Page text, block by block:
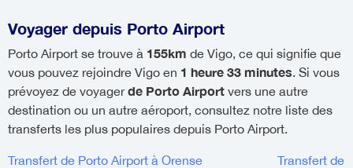
Voyager depuis Porto Airport
Porto Airport se trouve à 155km de Vigo, ce qui signifie que
vous pouvez rejoindre Vigo en 1 heure 33 minutes. Si vous
prévoyez de voyagerde Porto Airport vers une autre
destination ou un autre aéroport, consultez notre liste des
transferts les plus populaires depuis Porto Airport.
Transfert de Porto Airport à Orense
Transfert de